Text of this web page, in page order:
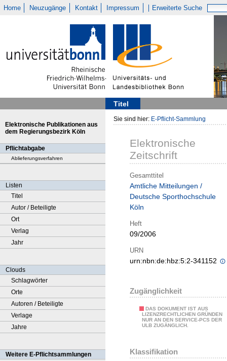
Home Neuzugänge Kontakt Impressum Erweiterte Suche
Titel
Elektronische Publikationen aus
dem Regierungsbezirk Köln
Pflichtabgabe
Ablieferungsverfahren
Listen
Titel
Autor / Beteiligte
Ort
Verlag
Jahr
Clouds
Schlagwörter
Orte
Autoren / Beteiligte
Verlage
Jahre
Weitere E-Pflichtsammlungen
Sie sind hier: E-Pflicht-Sammlung
Elektronische
Zeitschrift
Gesamttitel
Amtliche Mitteilungen /
Deutsche Sporthochschule
Köln
Heft
09/2006
URN
urn:nbn:de:hbz:5:2-341152
Zugänglichkeit
DAS DOKUMENT IST AUS
LIZENZRECHTLICHEN GRÜNDEN
NUR AN DEN SERVICE-PCS DER
ULB ZUGÄNGLICH.
Klassifikation